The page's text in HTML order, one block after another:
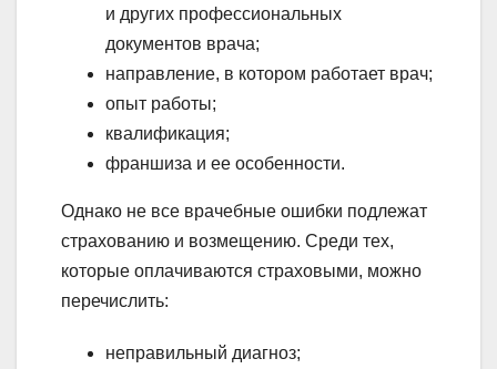
и других профессиональных
документов врача;
направление, в котором работает врач;
опыт работы;
квалификация;
франшиза и ее особенности.
Однако не все врачебные ошибки подлежат
страхованию и возмещению. Среди тех,
которые оплачиваются страховыми, можно
перечислить:
неправильный диагноз;